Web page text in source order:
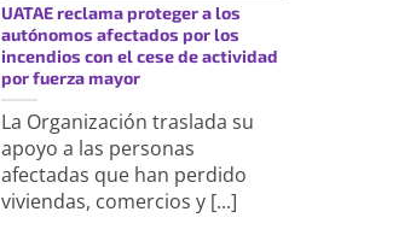
UATAE reclama proteger a los
autónomos afectados por los
incendios con el cese de actividad
por fuerza mayor
La Organización traslada su
apoyo a las personas
afectadas que han perdido
viviendas, comercios y [...]